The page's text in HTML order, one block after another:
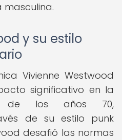
y su estilo
Vivienne Westwood
significativo en la
de los años 70,
de su estilo punk
desafió las normas